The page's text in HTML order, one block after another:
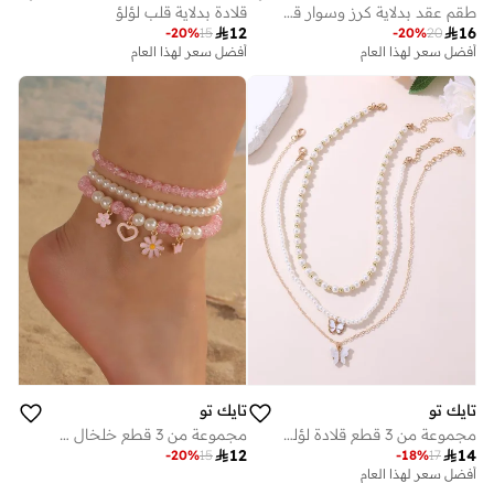
طقم عقد بدلاية كرز وسوار قطعتين
16
20
-20%
أفضل سعر لهذا العام
قلادة بدلاية قلب لؤلؤ
12
15
-20%
أفضل سعر لهذا العام
تايك تو
مجموعة من 3 قطع قلادة لؤلؤ وفراشة
14
17
-18%
أفضل سعر لهذا العام
تايك تو
مجموعة من 3 قطع خلخال مخرز
12
15
-20%